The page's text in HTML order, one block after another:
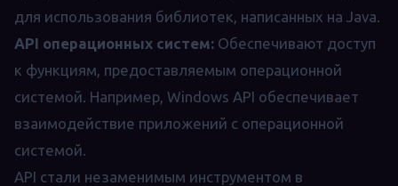
для использования библиотек, написанных на Java.
API операционных систем: Обеспечивают доступ
к функциям, предоставляемым операционной
системой. Например, Windows API обеспечивает
взаимодействие приложений с операционной
системой.
API стали незаменимым инструментом в